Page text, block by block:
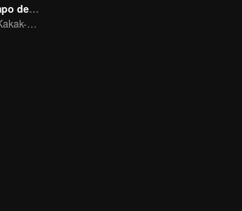
Nuestro Tiempo de Amor
"Cinta Manis Kakak-Adik Xu Lu dan Lin Yi"